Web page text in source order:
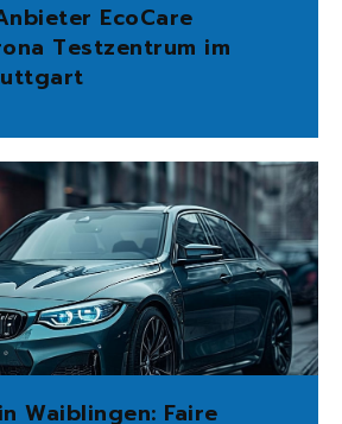
EcoCare
Testzentrum im
Waiblingen: Faire